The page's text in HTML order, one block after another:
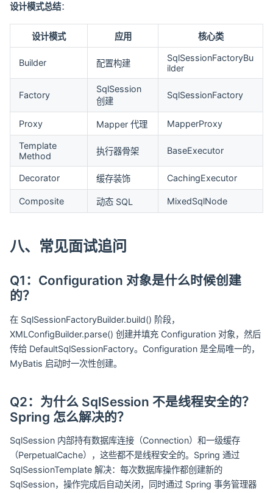
设计模式总结：
设计模式 应用 核心类
Builder 配置构建
SqlSessionFactoryBu
ilder
Factory
SqlSession
创建
SqlSessionFactory
Proxy Mapper 代理 MapperProxy
Template
Method
执行器骨架 BaseExecutor
Decorator 缓存装饰 CachingExecutor
Composite 动态 SQL MixedSqlNode
八、常见面试追问
Q1：Configuration 对象是什么时候创建
的？
在 SqlSessionFactoryBuilder.build() 阶段，
XMLConfigBuilder.parse() 创建并填充 Configuration 对象，然后
传给 DefaultSqlSessionFactory。Configuration 是全局唯一的，
MyBatis 启动时一次性创建。
Q2：为什么 SqlSession 不是线程安全的？
Spring 怎么解决的？
SqlSession 内部持有数据库连接（Connection）和一级缓存
（PerpetualCache），这些都不是线程安全的。Spring 通过
SqlSessionTemplate 解决：每次数据库操作都创建新的
SqlSession，操作完成后自动关闭，同时通过 Spring 事务管理器